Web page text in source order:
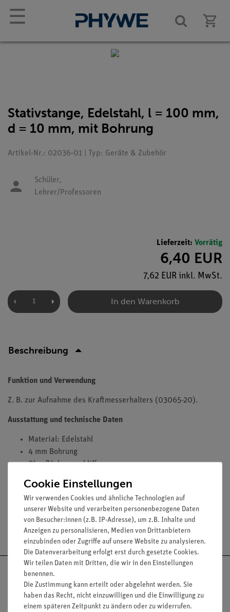
☰
Stativstange, Edelstahl, l = 100 mm,
d = 10 mm, mit Bohrung
Artikel-Nr.: 02036-01 | Typ: Geräte & Zubehör
Schüler,
Lehrer/Professoren
Lieferzeit: Vorrätig
6,40 EUR
7,62 EUR inkl. MwSt.
In den Warenkorb
Beschreibung
Funktion und Verwendung
Z. B. zur Aufnahme des Kraftmesserhalters (03065-20).
Ausstattung und technische Daten
Material: Edelstahl
4 mm Bohrung
Oberfläche geschliffen
Versandkostenfrei ab 300,- €
Nach oben
Cookie Einstellungen
Wir verwenden Cookies und ähnliche Technologien auf
unserer Website und verarbeiten personenbezogene Daten
von Besucher:innen (z.B. IP-Adresse), um z.B. Inhalte und
Anzeigen zu personalisieren, Medien von Drittanbietern
einzubinden oder Zugriffe auf unsere Website zu analysieren.
Die Datenverarbeitung erfolgt erst durch gesetzte Cookies.
Wir teilen Daten mit Dritten, die wir in den Einstellungen
benennen.
Die Zustimmung kann erteilt oder abgelehnt werden. Sie
haben das Recht, nicht einzuwilligen und die Einwilligung zu
einem späteren Zeitpunkt zu ändern oder zu widerrufen.